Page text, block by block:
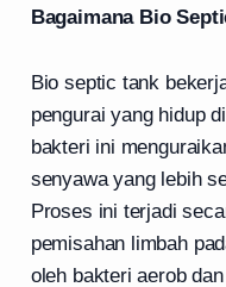
Bagaimana Bio
Bio septic tank
pengurai yang hidup
bakteri ini
senyawa yang lebih
Proses ini terjadi
pemisahan limbah
oleh bakteri aerob